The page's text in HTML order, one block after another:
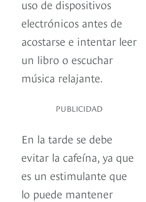
uso de dispositivos
electrónicos antes de
acostarse e intentar leer
un libro o escuchar
música relajante.
PUBLICIDAD
En la tarde se debe
evitar la cafeína, ya que
es un estimulante que
lo puede mantener